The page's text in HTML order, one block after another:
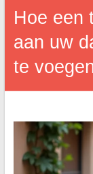
Hoe een
aan uw
te